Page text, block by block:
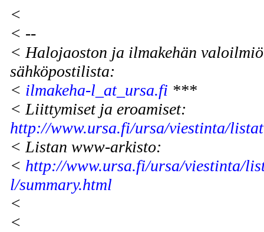
<
< --
< Halojaoston ja ilmakehän
sähköpostilista:
< ilmakeha-l_at_ursa.fi ***
< Liittymiset ja eroamiset:
http://www.ursa.fi/ursa/viestinta/
< Listan www-arkisto:
< http://www.ursa.fi/ursa/viestinta/
l/summary.html
<
<